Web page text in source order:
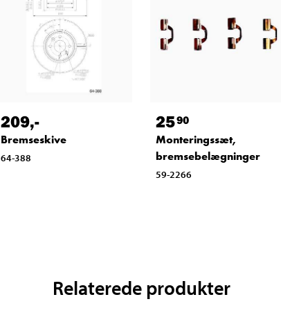
209,-
Bremseskive
64-388
2590
Monteringssæt,
bremsebelægninger
59-2266
Relaterede produkter